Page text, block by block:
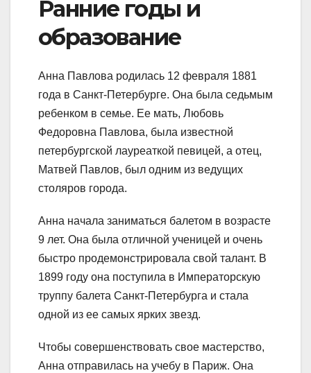
Ранние годы и
образование
Анна Павлова родилась 12 февраля 1881
года в Санкт-Петербурге. Она была седьмым
ребенком в семье. Ее мать, Любовь
Федоровна Павлова, была известной
петербургской лауреаткой певицей, а отец,
Матвей Павлов, был одним из ведущих
столяров города.
Анна начала заниматься балетом в возрасте
9 лет. Она была отличной ученицей и очень
быстро продемонстрировала свой талант. В
1899 году она поступила в Императорскую
труппу балета Санкт-Петербурга и стала
одной из ее самых ярких звезд.
Чтобы совершенствовать свое мастерство,
Анна отправилась на учебу в Париж. Она